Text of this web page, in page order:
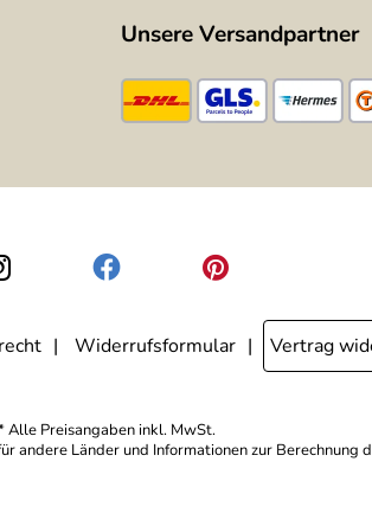
Unsere Versandpartner
Widerrufsformular Vertrag
Alle Preisangaben inkl. MwSt.
andere Länder und Informationen zur Berechnung